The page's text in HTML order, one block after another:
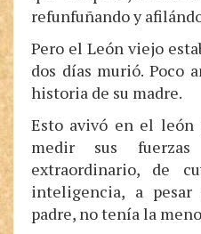
refunfuñando y
Pero el León viejo
dos días murió. Poco
historia de su madre.
Esto avivó en el
medir sus
extraordinario, de
inteligencia, a
padre, no tenía la